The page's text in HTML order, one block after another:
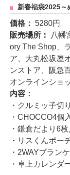
新春福袋2025～
価格： 5280円
販売場所：
八幡
ory The Shop、
ア、大丸松坂屋
ンストア、阪急
オンラインショ
内容：
・クルミッ子切
・CHOCCO4個
・鎌倉だより6枚
・リスくんポー
・2WAYブラン
・卓上カレンダ